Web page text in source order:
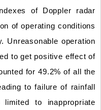
of Doppler radar
of operating conditions
Unreasonable operation
to get positive effect of
for 49.2% of all the
to failure of rainfall
to inappropriate